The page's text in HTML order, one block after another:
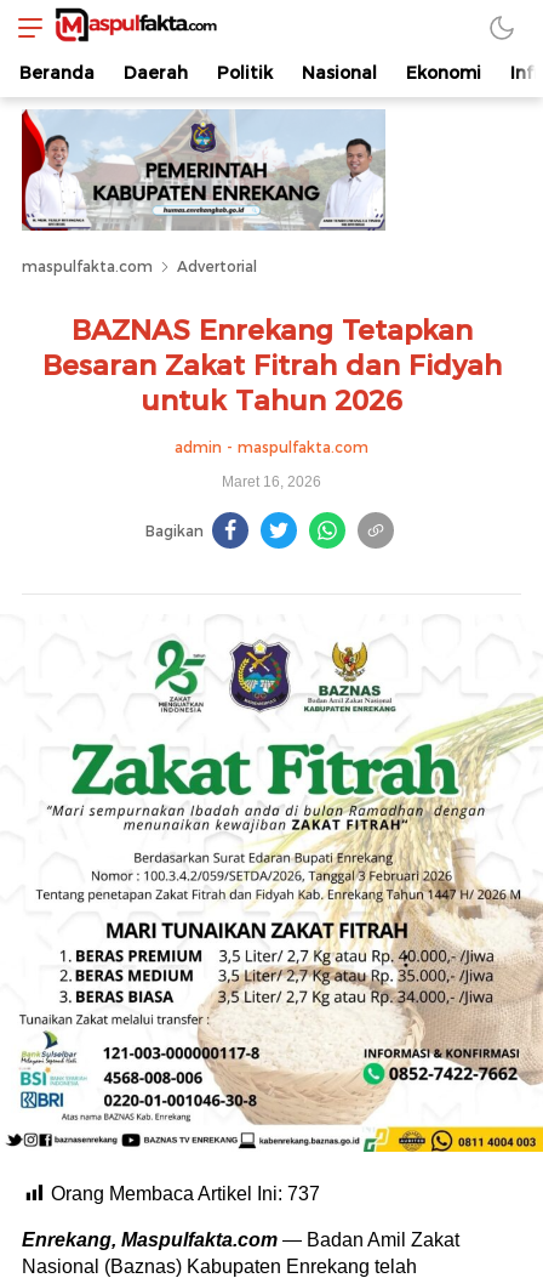
maspulfakta.com
Lokal Mendunia
Beranda Daerah Politik Nasional Ekonomi
maspulfakta.com Advertorial
BAZNAS Enrekang Tetapkan
Besaran Zakat Fitrah dan Fidyah
untuk Tahun 2026
admin - maspulfakta.com
Maret 16, 2026
Bagikan
Orang Membaca Artikel Ini: 737
Enrekang, Maspulfakta.com — Badan Amil Zakat
Nasional (Baznas) Kabupaten Enrekang telah